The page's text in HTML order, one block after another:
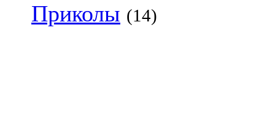
Приколы (14)